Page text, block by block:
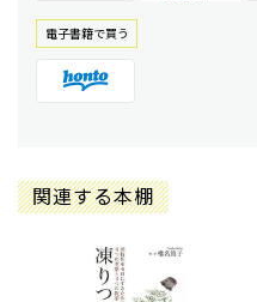
電⼦書籍で買う
関連する本棚